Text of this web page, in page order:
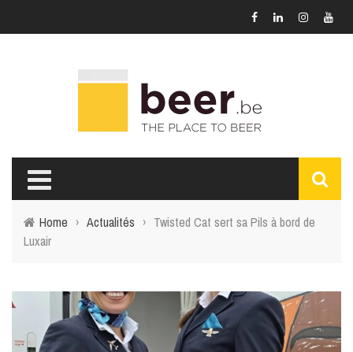
Home › Actualités › Twisted Cat sert sa Pils à bord de
Luxair